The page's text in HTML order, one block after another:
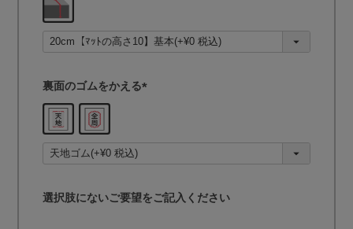
須
)
裏面のゴムをかえる
須
)
選択肢にないご要望をご記入ください